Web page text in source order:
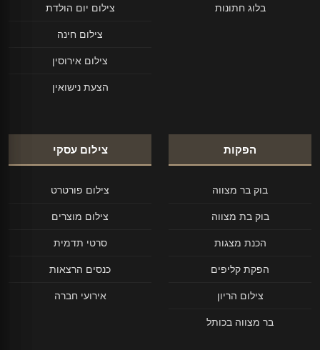
בלוג חתונות
צילום יום הולדת
צילום חינה
צילום אירוסין
הצעת נישואין
הפקות
בוק בר מצווה
בוק בת מצווה
הכנת מצגות
הפקת קליפים
צילום הריון
בר מצווה בכותל
צילום עסקי
צילום פורטרט
צילום מוצרים
סרטי תדמית
כנסים הרצאות
אירועי חברה